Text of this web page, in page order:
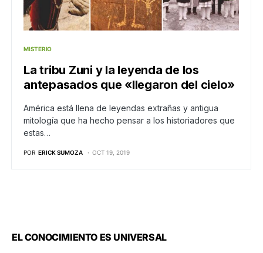
MISTERIO
La tribu Zuni y la leyenda de los
antepasados que «llegaron del cielo»
América está llena de leyendas extrañas y antigua
mitología que ha hecho pensar a los historiadores que
estas…
POR ERICK SUMOZA OCT 19, 2019
EL CONOCIMIENTO ES UNIVERSAL